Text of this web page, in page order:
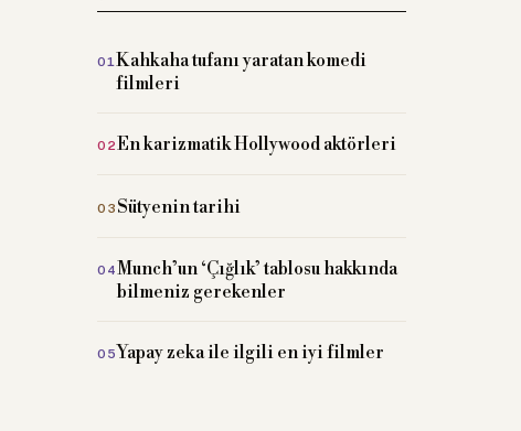
Kahkaha tufanı yaratan komedi
filmleri
En karizmatik Hollywood aktörleri
Sütyenin tarihi
Munch’un ‘Çığlık’ tablosu hakkında
bilmeniz gerekenler
Yapay zeka ile ilgili en iyi filmler